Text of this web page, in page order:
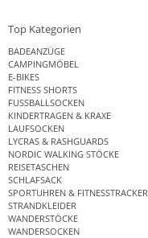
Top Kategorien
BADEANZÜGE
CAMPINGMÖBEL
E-BIKES
FITNESS SHORTS
FUSSBALLSOCKEN
KINDERTRAGEN & KRAXE
LAUFSOCKEN
LYCRAS & RASHGUARDS
NORDIC WALKING STÖCKE
REISETASCHEN
SCHLAFSACK
SPORTUHREN & FITNESSTRACKER
STRANDKLEIDER
WANDERSTÖCKE
WANDERSOCKEN